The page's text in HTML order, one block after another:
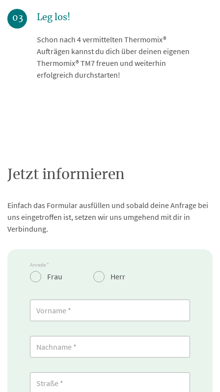
03 Leg los!
Schon nach 4 vermittelten Thermomix®
Aufträgen kannst du dich über deinen eigenen
Thermomix® TM7 freuen und weiterhin
erfolgreich durchstarten!
Jetzt informieren
Einfach das Formular ausfüllen und sobald deine Anfrage bei
uns eingetroffen ist, setzen wir uns umgehend mit dir in
Verbindung.
Anrede *
Frau Herr